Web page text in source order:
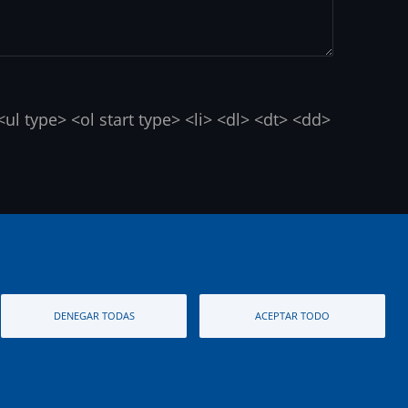
DENEGAR TODAS ACEPTAR TODO
type> <ol start type> <li> <dl> <dt> <dd>